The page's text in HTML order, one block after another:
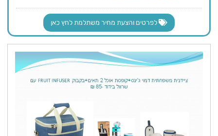
לפרטים והצעת מחיר משתלמת לחץ כאן